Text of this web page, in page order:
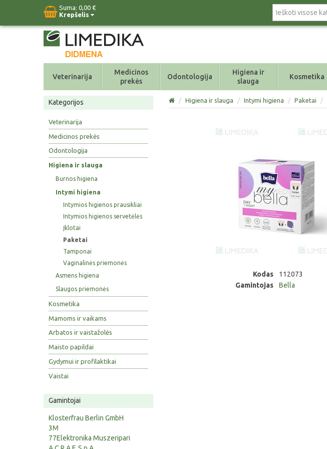
Suma: 0,00 €
Krepšelis
Veterinarija
Medicinos
prekės
Odontologija
Higiena ir
slauga
Kosmetika
Kategorijos
Veterinarija
Medicinos prekės
Odontologija
Higiena ir slauga
Burnos higiena
Intymi higiena
Intymios higienos prausikliai
Intymios higienos servetėlės
Įklotai
Paketai
Tamponai
Vaginalinės priemonės
Asmens higiena
Slaugos priemonės
Kosmetika
Mamoms ir vaikams
Arbatos ir vaistažolės
Maisto papildai
Gydymui ir profilaktikai
Vaistai
Gamintojai
Klosterfrau Berlin GmbH
3M
77Elektronika Muszeripari
/ Higiena ir slauga / Intymi higiena / Paketai /
Kodas
112073
Gamintojas
Bella